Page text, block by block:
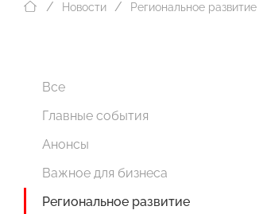
Новости Региональное развитие
Все
Главные события
Анонсы
Важное для бизнеса
Региональное развитие